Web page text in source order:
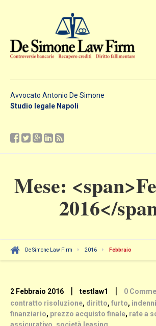
Avvocato Antonio De Simone
Studio legale Napoli
Mese:
2016</
De Simone Law Firm 2016 Febbraio
2 Febbraio 2016 | testlaw1 | 0
contratto risoluzione, diritto, furto,
finanziario, prezzo acquisto finale, rate a